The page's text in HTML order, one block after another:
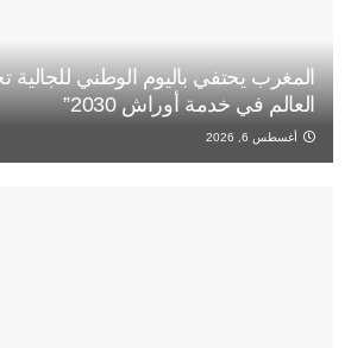
المغرب يحتفي باليوم الوطني
العالم في خدمة أوراش 2030”
أغسطس 6, 2026